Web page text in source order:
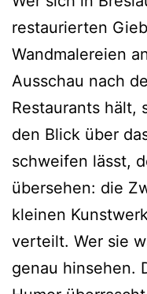
restaurierten
Wandmalereien
Ausschau nach
Restaurants hält,
den Blick über
schweifen lässt,
übersehen: die
kleinen
verteilt. Wer sie
genau hinsehen.